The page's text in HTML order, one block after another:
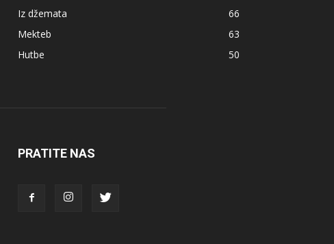
Iz džemata
66
Mekteb
63
Hutbe
50
PRATITE NAS